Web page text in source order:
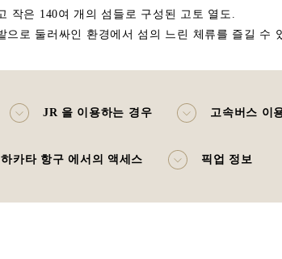
작은 140여 개의 섬들로 구성된 고토 열도.
으로 둘러싸인 환경에서 섬의 느린 체류를 즐길 수
JR 을 이용하는 경우 고속버스 이
하카타 항구 에서의 액세스 픽업 정보